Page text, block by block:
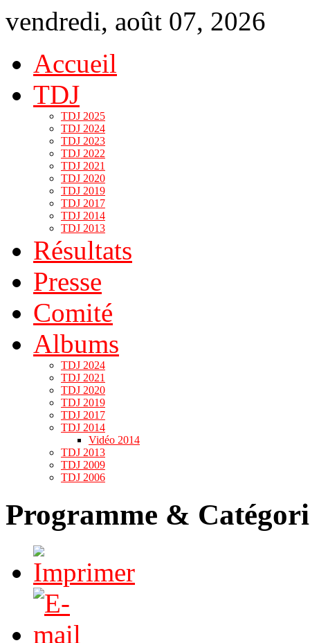
vendredi, août 07, 2026
Accueil
TDJ
TDJ 2025
TDJ 2024
TDJ 2023
TDJ 2022
TDJ 2021
TDJ 2020
TDJ 2019
TDJ 2017
TDJ 2014
TDJ 2013
Résultats
Presse
Comité
Albums
TDJ 2024
TDJ 2021
TDJ 2020
TDJ 2019
TDJ 2017
TDJ 2014
Vidéo 2014
TDJ 2013
TDJ 2009
TDJ 2006
Programme &